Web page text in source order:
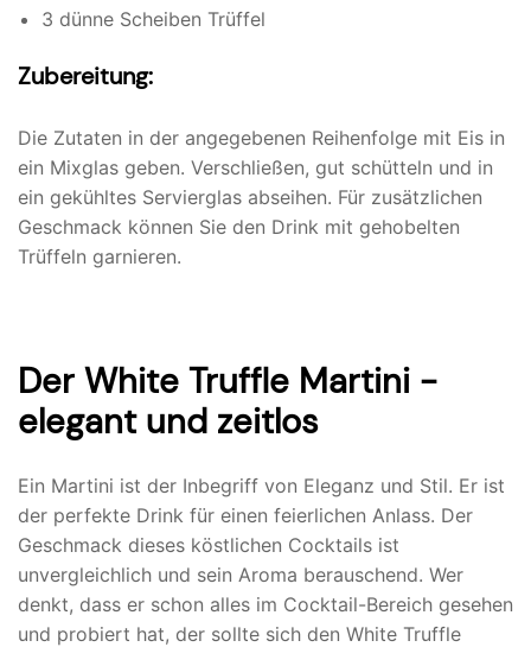
3 dünne Scheiben Trüffel
Zubereitung:
Die Zutaten in der angegebenen Reihenfolge mit Eis in
ein Mixglas geben. Verschließen, gut schütteln und in
ein gekühltes Servierglas abseihen. Für zusätzlichen
Geschmack können Sie den Drink mit gehobelten
Trüffeln garnieren.
Der White Truffle Martini -
elegant und zeitlos
Ein Martini ist der Inbegriff von Eleganz und Stil. Er ist
der perfekte Drink für einen feierlichen Anlass. Der
Geschmack dieses köstlichen Cocktails ist
unvergleichlich und sein Aroma berauschend. Wer
denkt, dass er schon alles im Cocktail-Bereich gesehen
und probiert hat, der sollte sich den White Truffle